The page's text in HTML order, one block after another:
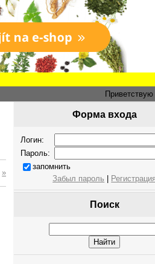
»
Форма входа
Логин:
Пароль:
запомнить
Забыл пароль
Регистрация
Поиск